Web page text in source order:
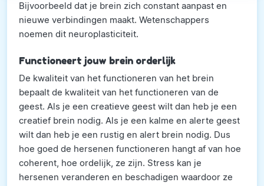
Bijvoorbeeld dat je brein zich constant aanpast en
nieuwe verbindingen maakt. Wetenschappers
noemen dit neuroplasticiteit.
Functioneert jouw brein orderlijk
De kwaliteit van het functioneren van het brein
bepaalt de kwaliteit van het functioneren van de
geest. Als je een creatieve geest wilt dan heb je een
creatief brein nodig. Als je een kalme en alerte geest
wilt dan heb je een rustig en alert brein nodig. Dus
hoe goed de hersenen functioneren hangt af van hoe
coherent, hoe ordelijk, ze zijn. Stress kan je
hersenen veranderen en beschadigen waardoor ze